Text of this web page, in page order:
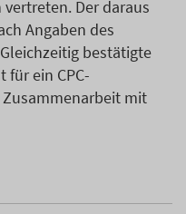
Der daraus
Angaben des
bestätigte
für ein CPC-
mit